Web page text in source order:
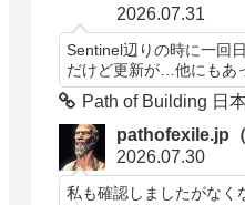
2026.07.31
Sentinel辺りの時に一回
だけど更新が…他にもあ
Path of Building 日
pathofexile.jp（
2026.07.30
私も確認しましたがな